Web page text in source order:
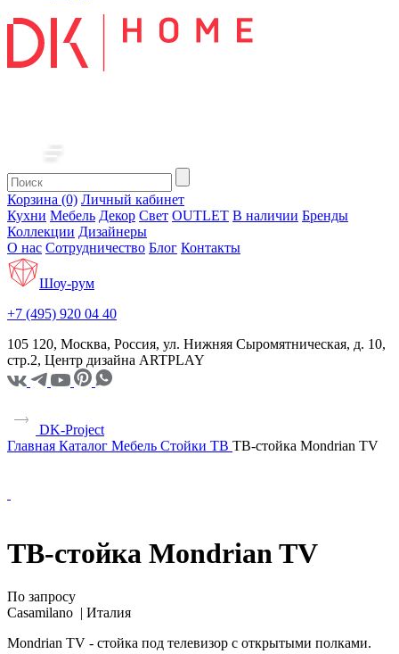
Корзина (0) Личный кабинет
Кухни Мебель Декор Свет OUTLET В наличии Бренды
Коллекции Дизайнеры
О нас Сотрудничество Блог Контакты
Шоу-рум
+7 (495) 920 04 40
105 120, Москва, Россия, ул. Нижняя Сыромятническая, д. 10,
стр.2, Центр дизайна ARTPLAY
DK-Project
Главная Каталог Мебель Стойки ТВ ТВ-стойка Mondrian TV
ТВ-стойка Mondrian TV
По запросу
Casamilano | Италия
Mondrian TV - стойка под телевизор с открытыми полками.